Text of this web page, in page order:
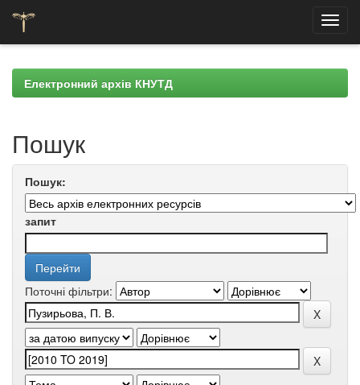
navigationЕлектронний архів КНУТД
Пошук
Пошук:
запит
Поточні фільтри: